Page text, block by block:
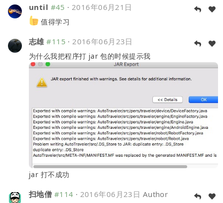
until #45 · 2016年06月21日
值得学习
志雄 #115 · 2016年06月23日
为什么我把程序打 jar 包的时候提示我
jar 打不成功
扫地僧 #114 · 2016年06月23日 Author